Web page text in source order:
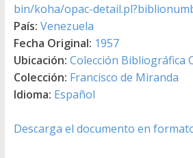
bin/koha/opac-
País: Venezuela
Fecha Original: 1957
Ubicación: Colección Bibliográfica
Colección: Francisco de Miranda
Idioma: Español
Descarga el documento en